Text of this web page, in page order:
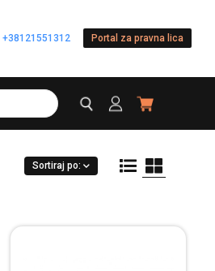
+38121551312 Portal za pravna lica
Sortiraj po: